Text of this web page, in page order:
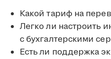
Какой тариф на
Легко ли настроить
с бухгалтерскими
Есть ли поддержка